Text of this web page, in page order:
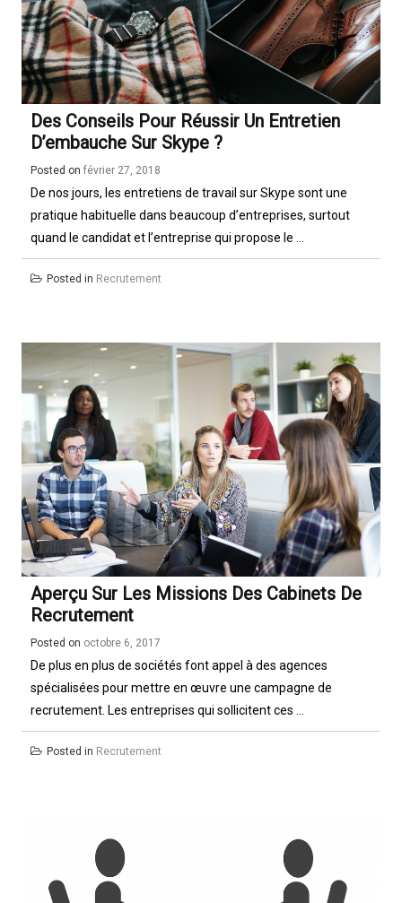
Des Conseils Pour Réussir Un Entretien
D’embauche Sur Skype ?
Posted on février 27, 2018
De nos jours, les entretiens de travail sur Skype sont une
pratique habituelle dans beaucoup d’entreprises, surtout
quand le candidat et l’entreprise qui propose le ...
Posted in Recrutement
Aperçu Sur Les Missions Des Cabinets De
Recrutement
Posted on octobre 6, 2017
De plus en plus de sociétés font appel à des agences
spécialisées pour mettre en œuvre une campagne de
recrutement. Les entreprises qui sollicitent ces ...
Posted in Recrutement